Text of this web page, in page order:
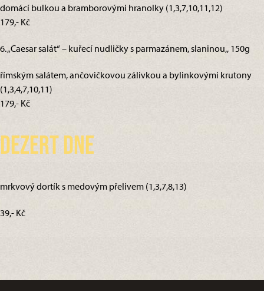
domácí bulkou a bramborovými hranolky (1,3,7,10,11,12)
179,- Kč
6. „Caesar salát“ – kuřecí nudličky s parmazánem, slaninou,, 150g
římským salátem, ančovičkovou zálivkou a bylinkovými krutony
(1,3,4,7,10,11)
179,- Kč
Dezert dne
mrkvový dortík s medovým přelivem (1,3,7,8,13)
39,- Kč